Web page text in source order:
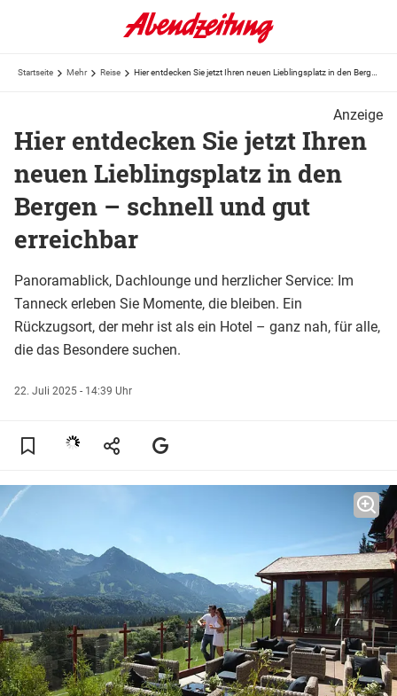
Startseite Mehr Reise
Anzeige
Hier entdecken Sie jetzt Ihren
neuen Lieblingsplatz in den
Bergen – schnell und gut
erreichbar
Panoramablick, Dachlounge und herzlicher Service: Im
Tanneck erleben Sie Momente, die bleiben. Ein
Rückzugsort, der mehr ist als ein Hotel – ganz nah, für alle,
die das Besondere suchen.
22. Juli 2025 - 14:39 Uhr